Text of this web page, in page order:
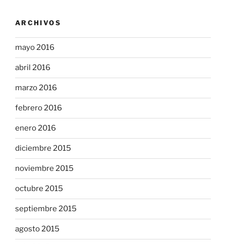
ARCHIVOS
mayo 2016
abril 2016
marzo 2016
febrero 2016
enero 2016
diciembre 2015
noviembre 2015
octubre 2015
septiembre 2015
agosto 2015